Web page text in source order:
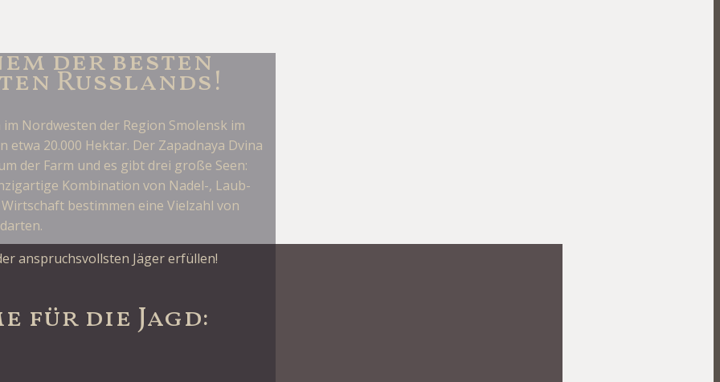
der besten
Russlands!
im Nordwesten der Region Smolensk im
etwa 20.000 Hektar. Der Zapadnaya Dvina
der Farm und es gibt drei große Seen:
Kombination von Nadel-, Laub-
bestimmen eine Vielzahl von
anspruchsvollsten Jäger erfüllen!
für die Jagd: